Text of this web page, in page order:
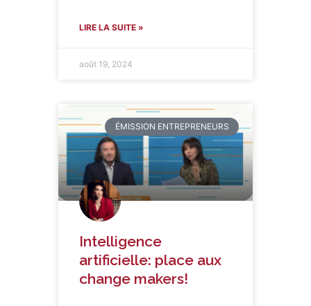
LIRE LA SUITE »
août 19, 2024
ÉMISSION ENTREPRENEURS
Intelligence
artificielle: place aux
change makers!